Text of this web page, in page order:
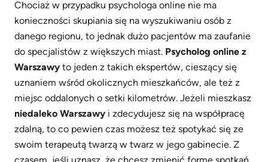
Chociaż w przypadku psychologa online nie ma
konieczności skupiania się na wyszukiwaniu osób z
danego regionu, to jednak dużo pacjentów ma zaufanie
do specjalistów z większych miast. Psycholog online z
Warszawy to jeden z takich ekspertów, cieszący się
uznaniem wśród okolicznych mieszkańców, ale też z
miejsc oddalonych o setki kilometrów. Jeżeli mieszkasz
niedaleko Warszawy i zdecydujesz się na współpracę
zdalną, to co pewien czas możesz też spotykać się ze
swoim terapeutą twarzą w twarz w jego gabinecie. Z